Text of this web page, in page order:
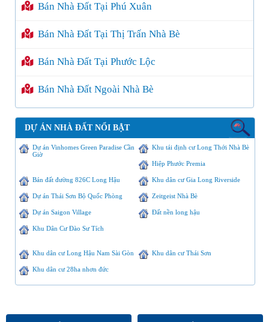
Bán Nhà Đất Tại Phú Xuân
Bán Nhà Đất Tại Thị Trấn Nhà Bè
Bán Nhà Đất Tại Phước Lộc
Bán Nhà Đất Ngoài Nhà Bè
DỰ ÁN NHÀ ĐẤT NỔI BẬT
Dự án Vinhomes Green Paradise Cần
Giờ
Khu tái định cư Long Thới Nhà Bè
Hiệp Phước Premia
Bán đất đường 826C Long Hậu Khu dân cư Gia Long Riverside
Dự án Thái Sơn Bộ Quốc Phòng Zeitgeist Nhà Bè
Dự án Saigon Village Đất nền long hậu
Khu Dân Cư Đào Sư Tích
Khu dân cư Long Hậu Nam Sài Gòn Khu dân cư Thái Sơn
Khu dân cư 28ha nhơn đức